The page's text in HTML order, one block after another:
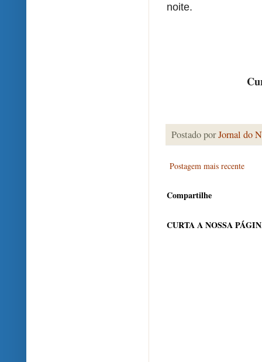
noite.
Postado porJornal do
Postagem mais recente
Compartilhe
CURTA A NOSSA